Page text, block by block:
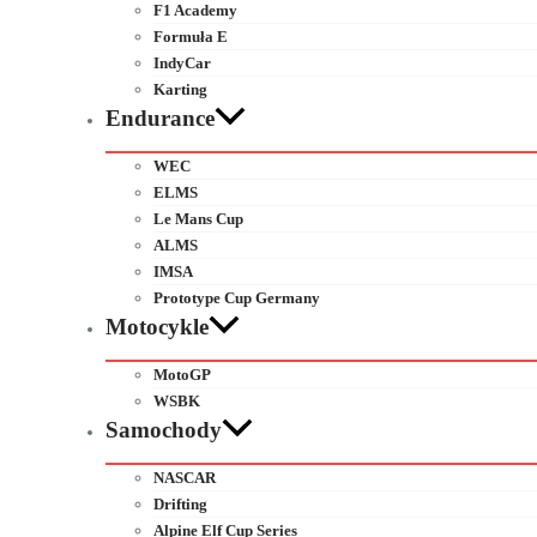
F1 Academy
Formuła E
IndyCar
Karting
Endurance
WEC
ELMS
Le Mans Cup
ALMS
IMSA
Prototype Cup Germany
Motocykle
MotoGP
WSBK
Samochody
NASCAR
Drifting
Alpine Elf Cup Series